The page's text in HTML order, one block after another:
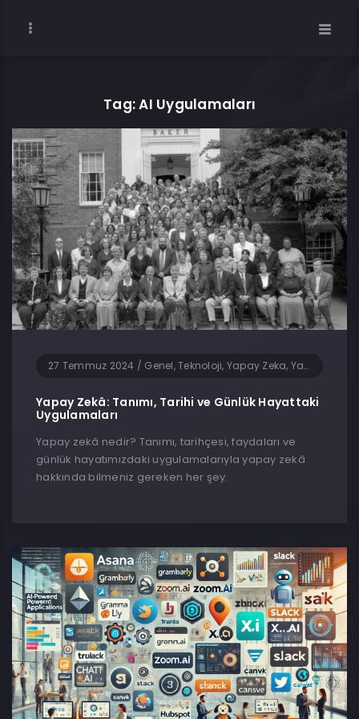
Tag: AI Uygulamaları
27 Temmuz 2024 / Genel, Teknoloji, Yapay Zeka, Yazılım
Yapay Zekâ: Tanımı, Tarihi ve Günlük Hayattaki
Uygulamaları
Yapay zekâ nedir? Tanımı, tarihçesi, faydaları ve
günlük hayatımızdaki uygulamalarıyla yapay zekâ
hakkında bilmeniz gereken her şey.